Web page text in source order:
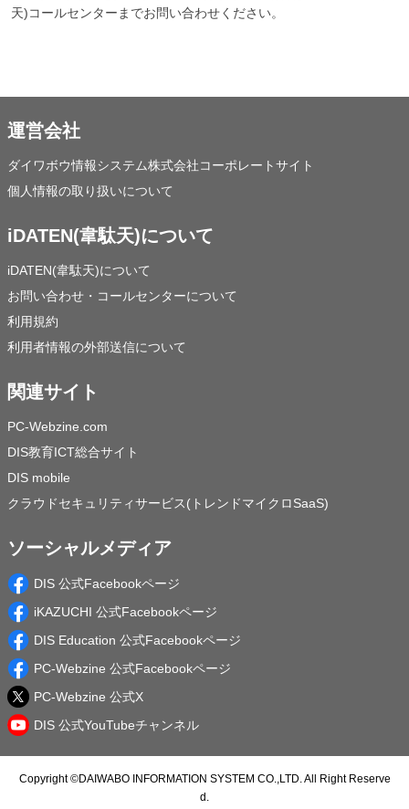
天)コールセンターまでお問い合わせください。
運営会社
ダイワボウ情報システム株式会社コーポレートサイト
個人情報の取り扱いについて
iDATEN(韋駄天)について
iDATEN(韋駄天)について
お問い合わせ・コールセンターについて
利用規約
利用者情報の外部送信について
関連サイト
PC-Webzine.com
DIS教育ICT総合サイト
DIS mobile
クラウドセキュリティサービス(トレンドマイクロSaaS)
ソーシャルメディア
DIS 公式Facebookページ
iKAZUCHI 公式Facebookページ
DIS Education 公式Facebookページ
PC-Webzine 公式Facebookページ
PC-Webzine 公式X
DIS 公式YouTubeチャンネル
Copyright ©DAIWABO INFORMATION SYSTEM CO.,LTD.All Right Reserve
d.